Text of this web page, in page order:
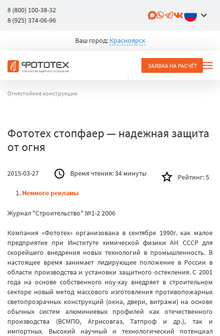
8 (800) 100-38-32
8 (925) 374-06-96
Ваш город: Красноярск
ЗАЯВКА НА РАСЧЁТ
Огнестойкие конструкции
Фототех стопфаер — надежная защита
от огня
2015-03-27 Время чтения:34 минуты Рейтинг:5
Немного рекламы
Журнал "Строительство" №1-2 2006
Компания «Фототех» организована в сентябре 1990г. как малое
предприятие при Институте химической физики АН СССР для
скорейшего внедрения новых технологий в промышленность. В
настоящее время занимает лидирующее положение в России в
области производства и установки защитного остекления. С 2001
года на основе собственного ноу-хау внедряет в строительном
секторе новый метод массового изготовления противопожарных
светопрозрачных конструкций (окна, двери, витражи) на основе
обычных систем алюминиевых профилей как отечественного
производства (ВСМПО, Агрисовгаз, Татпроф и др.), так и
импортных. Высокий научный и технологический потенциал